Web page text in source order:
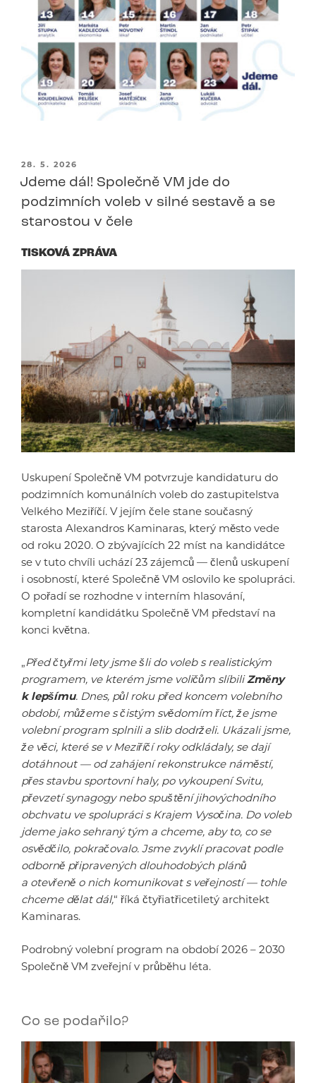
PUBLIKOVÁNO
28. 5. 2026
Jdeme dál! Společně VM jde do
podzimních voleb v silné sestavě a se
starostou v čele
TISKOVÁ ZPRÁVA
Uskupení Společně VM potvrzuje kandidaturu do
podzimních komunálních voleb do zastupitelstva
Velkého Meziříčí. V jejím čele stane současný
starosta Alexandros Kaminaras, který město vede
od roku 2020. O zbývajících 22 míst na kandidátce
se v tuto chvíli uchází 23 zájemců — členů uskupení
i osobností, které Společně VM oslovilo ke spolupráci.
O pořadí se rozhodne v interním hlasování,
kompletní kandidátku Společně VM představí na
konci května.
„Před čtyřmi lety jsme šli do voleb s realistickým
programem, ve kterém jsme voličům slíbiliZměny
k lepšímu. Dnes, půl roku před koncem volebního
období, můžeme s čistým svědomím říct, že jsme
volební program splnili a slib dodrželi. Ukázali jsme,
že věci, které se v Meziříčí roky odkládaly, se dají
dotáhnout — od zahájení rekonstrukce náměstí,
přes stavbu sportovní haly, po vykoupení Svitu,
převzetí synagogy nebo spuštění jihovýchodního
obchvatu ve spolupráci s Krajem Vysočina. Do voleb
jdeme jako sehraný tým a chceme, aby to, co se
osvědčilo, pokračovalo. Jsme zvyklí pracovat podle
odborně připravených dlouhodobých plánů
a otevřeně o nich komunikovat s veřejností — tohle
chceme dělat dál,“ říká čtyřiatřicetiletý architekt
Kaminaras.
Podrobný volební program na období 2026 – 2030
Společně VM zveřejní v průběhu léta.
Co se podařilo?